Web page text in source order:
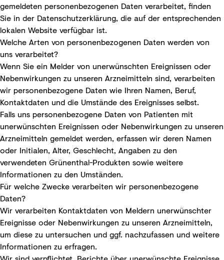
gemeldeten personenbezogenen Daten verarbeitet, finden
Sie in der Datenschutzerklärung, die auf der entsprechenden
lokalen Website verfügbar ist.
Welche Arten von personenbezogenen Daten werden von
uns verarbeitet?
Wenn Sie ein Melder von unerwünschten Ereignissen oder
Nebenwirkungen zu unseren Arzneimitteln sind, verarbeiten
wir personenbezogene Daten wie Ihren Namen, Beruf,
Kontaktdaten und die Umstände des Ereignisses selbst.
Falls uns personenbezogene Daten von Patienten mit
unerwünschten Ereignissen oder Nebenwirkungen zu unseren
Arzneimitteln gemeldet werden, erfassen wir deren Namen
oder Initialen, Alter, Geschlecht, Angaben zu den
verwendeten Grünenthal-Produkten sowie weitere
Informationen zu den Umständen.
Für welche Zwecke verarbeiten wir personenbezogene
Daten?
Wir verarbeiten Kontaktdaten von Meldern unerwünschter
Ereignisse oder Nebenwirkungen zu unseren Arzneimitteln,
um diese zu untersuchen und ggf. nachzufassen und weitere
Informationen zu erfragen.